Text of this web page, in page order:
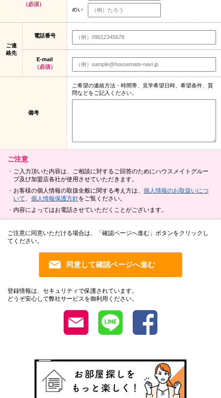
（必須）
めい
ご連
絡先
電話番号
E-mail
（必須）
備考
ご希望の連絡方法・時間帯、見学希望日時、希望条件、質
問などをご記入ください。
ご注意
ご入力頂いた内容は、ご相談に対するご回答のためにハウスメイトグルー
プ及び加盟店各社が使用させていただきます。
お客様の個人情報の取扱全般に関する考え方は、 個人情報のお取扱いにつ
いて
個人情報保護方針をご覧ください。
内容によってはお電話させていただくことがございます。
ご注意に同意いただける場合は、「確認ページへ進む」ボタンをクリックし
てください。
登録情報は、セキュリティで保護されています。
どうぞ安心して弊社サービスを御利用ください。